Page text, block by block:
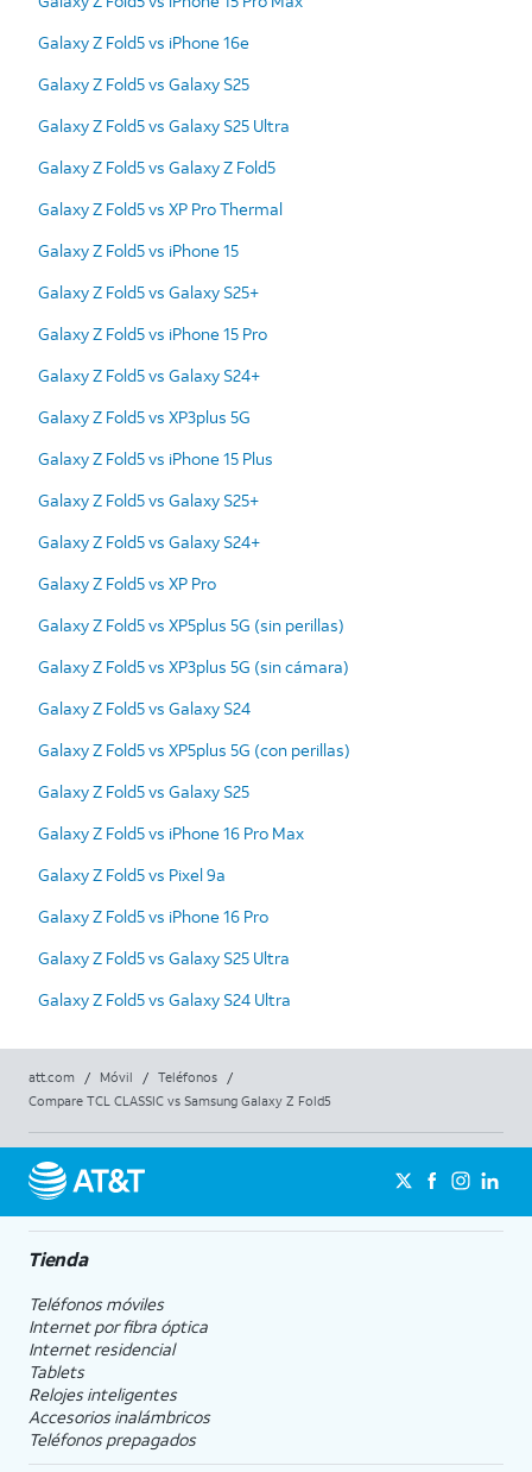
Galaxy Z Fold5 vs iPhone 16e
Galaxy Z Fold5 vs Galaxy S25
Galaxy Z Fold5 vs Galaxy S25 Ultra
Galaxy Z Fold5 vs Galaxy Z Fold5
Galaxy Z Fold5 vs XP Pro Thermal
Galaxy Z Fold5 vs iPhone 15
Galaxy Z Fold5 vs Galaxy S25+
Galaxy Z Fold5 vs iPhone 15 Pro
Galaxy Z Fold5 vs Galaxy S24+
Galaxy Z Fold5 vs XP3plus 5G
Galaxy Z Fold5 vs iPhone 15 Plus
Galaxy Z Fold5 vs Galaxy S25+
Galaxy Z Fold5 vs Galaxy S24+
Galaxy Z Fold5 vs XP Pro
Galaxy Z Fold5 vs XP5plus 5G (sin perillas)
Galaxy Z Fold5 vs XP3plus 5G (sin cámara)
Galaxy Z Fold5 vs Galaxy S24
Galaxy Z Fold5 vs XP5plus 5G (con perillas)
Galaxy Z Fold5 vs Galaxy S25
Galaxy Z Fold5 vs iPhone 16 Pro Max
Galaxy Z Fold5 vs Pixel 9a
Galaxy Z Fold5 vs iPhone 16 Pro
Galaxy Z Fold5 vs Galaxy S25 Ultra
Galaxy Z Fold5 vs Galaxy S24 Ultra
att.com / Móvil / Teléfonos
/
Compare TCL CLASSIC vs Samsung Galaxy Z Fold5
Tienda
Teléfonos móviles
Internet por fibra óptica
Internet residencial
Tablets
Relojes inteligentes
Accesorios inalámbricos
Teléfonos prepagados